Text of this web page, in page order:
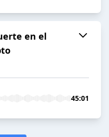
en el
45:01